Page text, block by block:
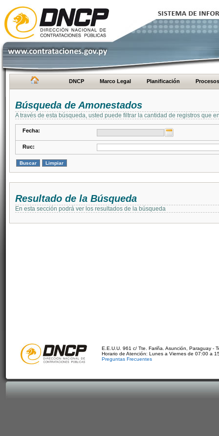
DNCP Marco Legal Planificación Procesos
Búsqueda de Amonestados
A través de esta búsqueda, usted puede filtrar la cantidad de registros que
Fecha:
Ruc:
Resultado de la Búsqueda
En esta sección podrá ver los resultados de la búsqueda
E.E.U.U. 961 c/ Tte. Fariña. Asunción, Paraguay -
Horario de Atención: Lunes a Viernes de 07:00 a
Preguntas Frecuentes